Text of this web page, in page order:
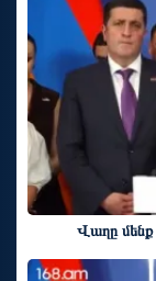
Վաղը